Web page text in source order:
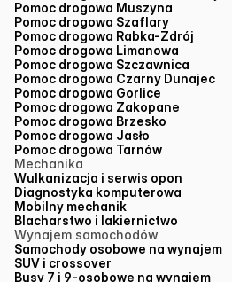
Pomoc drogowa Muszyna
Pomoc drogowa Szaflary
Pomoc drogowa Rabka-Zdrój
Pomoc drogowa Limanowa
Pomoc drogowa Szczawnica
Pomoc drogowa Czarny Dunajec
Pomoc drogowa Gorlice
Pomoc drogowa Zakopane
Pomoc drogowa Brzesko
Pomoc drogowa Jasło
Pomoc drogowa Tarnów
Mechanika
Wulkanizacja i serwis opon
Diagnostyka komputerowa
Mobilny mechanik
Blacharstwo i lakiernictwo
Wynajem samochodów
Samochody osobowe na wynajem
SUV i crossover
Busy 7 i 9-osobowe na wynajem